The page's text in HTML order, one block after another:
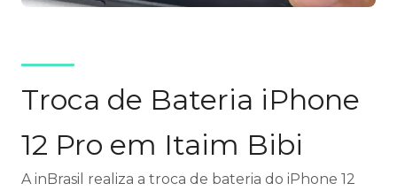
Troca de Bateria iPhone
12 Pro em Itaim Bibi
A inBrasil realiza a troca de bateria do iPhone 12